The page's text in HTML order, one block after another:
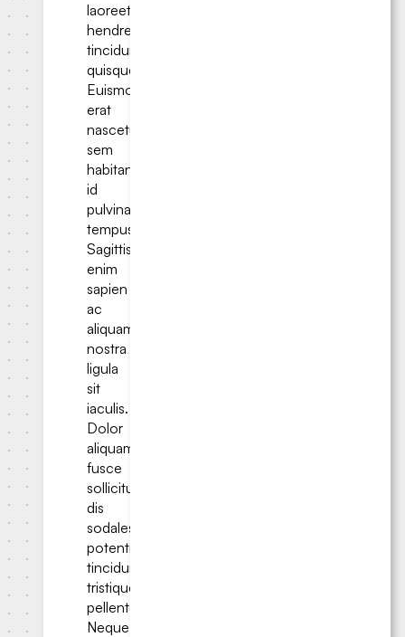
laoreet
hendrerit
tincidunt
quisque.
Euismod
erat
nascetur
sem
habitant
id
pulvinar
tempus.
Sagittis
enim
sapien
ac
aliquam
nostra
ligula
sit
iaculis.
Dolor
aliquam
fusce
sollicitudin
dis
sodales
potenti
tincidunt
tristique
pellentesque.
Neque